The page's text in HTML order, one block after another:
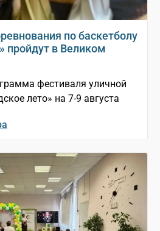
по баскетболу
в Великом
фестиваля уличной
лето» на 7-9 августа